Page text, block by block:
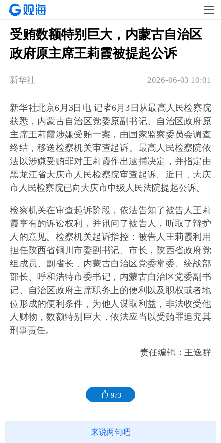
受贿数额特别巨大，内蒙古自治区
政府原主席王莉霞被提起公诉
2026-06-03 10:01
新华社
新华社北京6月3日电 记者6月3日从最高人民检察院
获悉，内蒙古自治区党委原副书记、自治区政府原
主席王莉霞涉嫌受贿一案，由国家监察委员会调查
终结，移送检察机关审查起诉。最高人民检察院依
法以涉嫌受贿罪对王莉霞作出逮捕决定，并指定由
黑龙江省大庆市人民检察院审查起诉。近日，大庆
市人民检察院已向大庆市中级人民法院提起公诉。
检察机关在审查起诉阶段，依法告知了被告人王莉
霞享有的诉讼权利，并讯问了被告人，听取了辩护
人的意见。检察机关起诉指控：被告人王莉霞利用
担任陕西省铜川市委副书记、市长，陕西省政府党
组成员、副省长，内蒙古自治区党委常委、统战部
部长、呼和浩特市委书记，内蒙古自治区党委副书
记、自治区政府主席职务上的便利以及职权或者地
位形成的便利条件，为他人谋取利益，非法收受他
人财物，数额特别巨大，依法应当以受贿罪追究其
刑事责任。
责任编辑：王逸群
973
来说两句吧